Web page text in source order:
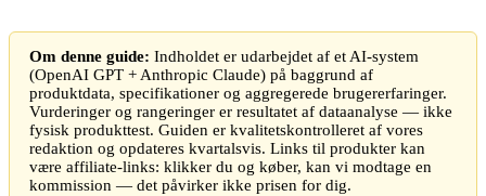
Om denne guide: Indholdet er udarbejdet af et AI-system
(OpenAI GPT + Anthropic Claude) på baggrund af
produktdata, specifikationer og aggregerede brugererfaringer.
Vurderinger og rangeringer er resultatet af dataanalyse — ikke
fysisk produkttest. Guiden er kvalitetskontrolleret af vores
redaktion og opdateres kvartalsvis. Links til produkter kan
være affiliate-links: klikker du og køber, kan vi modtage en
kommission — det påvirker ikke prisen for dig.